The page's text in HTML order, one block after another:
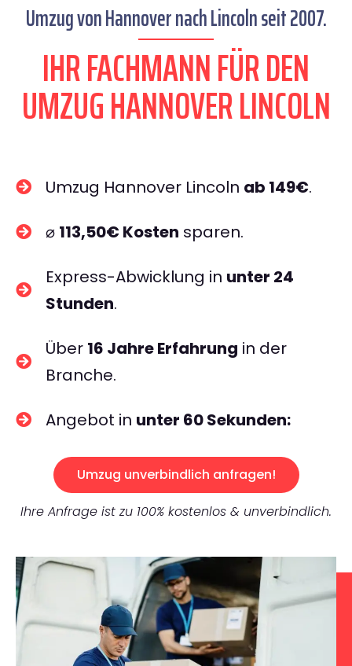
Umzug von Hannover nach Lincoln seit 2007.
IHR FACHMANN FÜR DEN
UMZUG HANNOVER LINCOLN
Umzug Hannover Lincoln ab 149€.
⌀ 113,50€ Kosten sparen.
Express-Abwicklung in unter 24
Stunden.
Über 16 Jahre Erfahrung in der
Branche.
Angebot in unter 60 Sekunden:
Umzug unverbindlich anfragen!
Ihre Anfrage ist zu 100% kostenlos & unverbindlich.